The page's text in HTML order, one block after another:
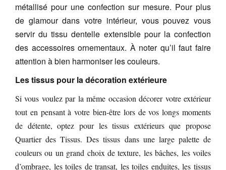
métallisé pour une confection sur mesure. Pour plus
de glamour dans votre intérieur, vous pouvez vous
servir du tissu dentelle extensible pour la confection
des accessoires ornementaux. À noter qu’il faut faire
attention à bien harmoniser les couleurs.
Les tissus pour la décoration extérieure
Si vous voulez par la même occasion décorer votre extérieur
tout en pensant à votre bien-être lors de vos longs moments
de détente, optez pour les tissus extérieurs que propose
Quartier des Tissus. Des tissus dans une large palette de
couleurs ou un grand choix de texture, les bâches, les voiles
d’ombrage, les toiles de transat, les toiles enduites, les tissus